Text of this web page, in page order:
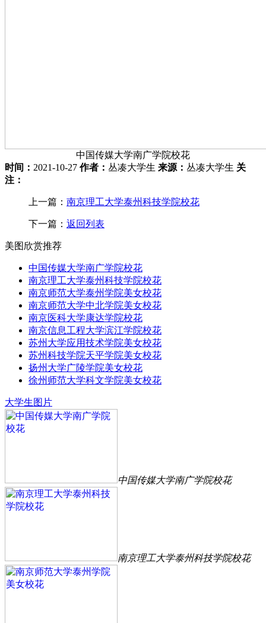
中国传媒大学南广学院校花
时间： 2021-10-27 作者： 丛凑大学生 来源： 丛凑大学生 关
注：
上一篇： 南京理工大学泰州科技学院校花
下一篇： 返回列表
美图欣赏推荐
中国传媒大学南广学院校花
南京理工大学泰州科技学院校花
南京师范大学泰州学院美女校花
南京师范大学中北学院美女校花
南京医科大学康达学院校花
南京信息工程大学滨江学院校花
苏州大学应用技术学院美女校花
苏州科技学院天平学院美女校花
扬州大学广陵学院美女校花
徐州师范大学科文学院美女校花
大学生图片
中国传媒大学南广学院校花
南京理工大学泰州科技学院校花